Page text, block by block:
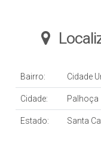
Bairro: Cidade
Cidade: Palhoça
Estado: Santa